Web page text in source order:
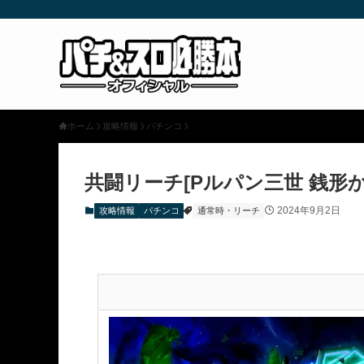
ホーム 攻略情報 パチンコ
共闘リーチ[Pルパン三世 銭形
攻略情報 パチンコ 通常時・リーチ 2024年9月2日